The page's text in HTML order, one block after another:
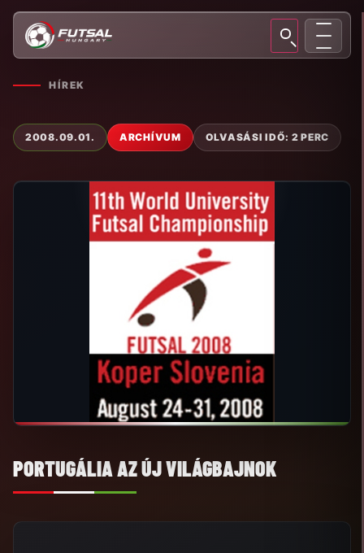
HÍREK
2008.09.01. ARCHÍVUM OLVASÁSI IDŐ: 2 PERC
PORTUGÁLIA AZ ÚJ VILÁGBAJNOK